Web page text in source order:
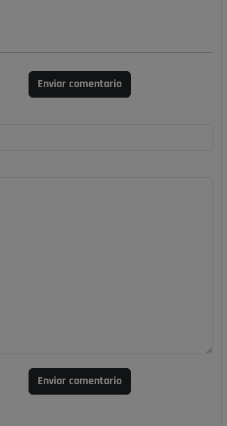
Enviar comentario
Enviar comentario